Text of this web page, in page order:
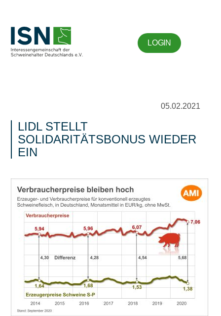
LOGIN
05.02.2021
LIDL STELLT
SOLIDARITÄTSBONUS WIEDER
EIN